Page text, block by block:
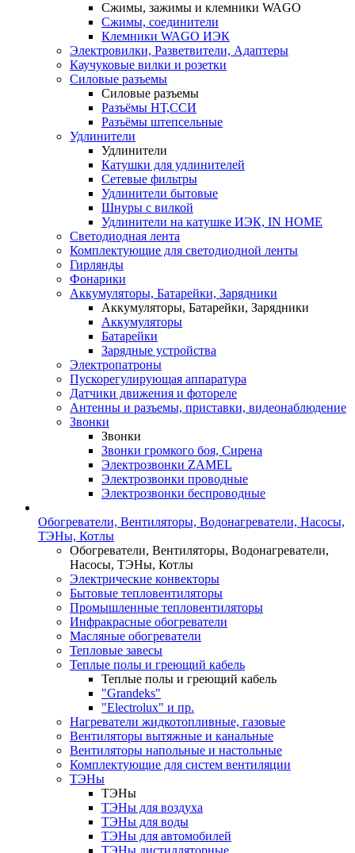
Сжимы, зажимы и клемники WAGO
Сжимы, соединители
Клемники WAGO ИЭК
Электровилки, Разветвители, Адаптеры
Каучуковые вилки и розетки
Силовые разъемы
Силовые разъемы
Разъёмы НТ,ССИ
Разъёмы штепсельные
Удлинители
Удлинители
Катушки для удлинителей
Сетевые фильтры
Удлинители бытовые
Шнуры с вилкой
Удлинители на катушке ИЭК, IN HOME
Светодиодная лента
Комплектующие для светодиодной ленты
Гирлянды
Фонарики
Аккумуляторы, Батарейки, Зарядники
Аккумуляторы, Батарейки, Зарядники
Аккумуляторы
Батарейки
Зарядные устройства
Электропатроны
Пускорегулирующая аппаратура
Датчики движения и фотореле
Антенны и разъемы, приставки, видеонаблюдение
Звонки
Звонки
Звонки громкого боя, Сирена
Электрозвонки ZAMEL
Электрозвонки проводные
Электрозвонки беспроводные
Обогреватели, Вентиляторы, Водонагреватели, Насосы,
ТЭНы, Котлы
Обогреватели, Вентиляторы, Водонагреватели,
Насосы, ТЭНы, Котлы
Электрические конвекторы
Бытовые тепловентиляторы
Промышленные тепловентиляторы
Инфракрасные обогреватели
Масляные обогреватели
Тепловые завесы
Теплые полы и греющий кабель
Теплые полы и греющий кабель
"Grandeks"
"Electrolux" и пр.
Нагреватели жидкотопливные, газовые
Вентиляторы вытяжные и канальные
Вентиляторы напольные и настольные
Комплектующие для систем вентиляции
ТЭНы
ТЭНы
ТЭНы для воздуха
ТЭНы для воды
ТЭНы для автомобилей
ТЭНы дистилляторные,